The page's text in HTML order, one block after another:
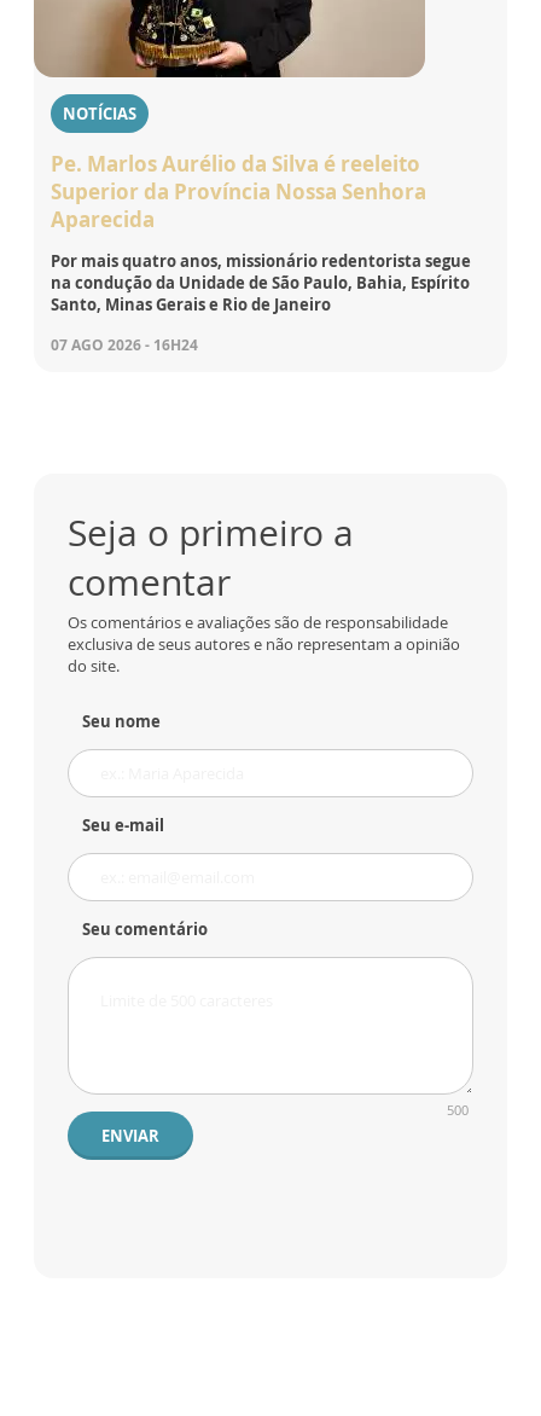
NOTÍCIAS
Pe. Marlos Aurélio da Silva é reeleito
Superior da Província Nossa Senhora
Aparecida
Por mais quatro anos, missionário redentorista segue
na condução da Unidade de São Paulo, Bahia, Espírito
Santo, Minas Gerais e Rio de Janeiro
07 AGO 2026 - 16H24
Seja o primeiro a
comentar
Os comentários e avaliações são de responsabilidade
exclusiva de seus autores e não representam a opinião
do site.
Seu nome
Seu e-mail
Seu comentário
500
ENVIAR